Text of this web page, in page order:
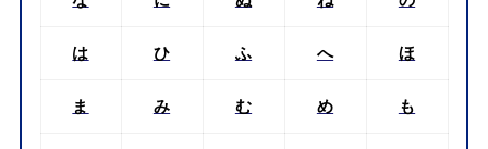
は ひ ふ へ ほ
ま み む め も